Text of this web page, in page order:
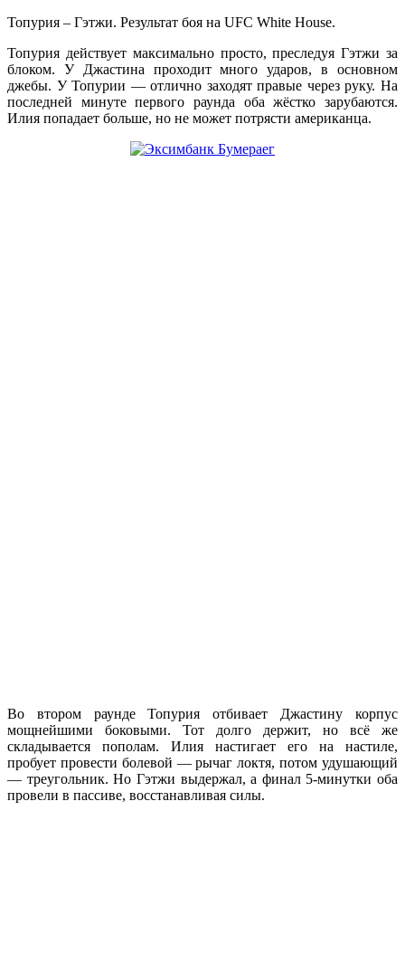
Топурия – Гэтжи. Результат боя на UFC White House.
Топурия действует максимально просто, преследуя Гэтжи за
блоком. У Джастина проходит много ударов, в основном
джебы. У Топурии — отлично заходят правые через руку. На
последней минуте первого раунда оба жёстко зарубаются.
Илия попадает больше, но не может потрясти американца.
Во втором раунде Топурия отбивает Джастину корпус
мощнейшими боковыми. Тот долго держит, но всё же
складывается пополам. Илия настигает его на настиле,
пробует провести болевой — рычаг локтя, потом удушающий
— треугольник. Но Гэтжи выдержал, а финал 5-минутки оба
провели в пассиве, восстанавливая силы.